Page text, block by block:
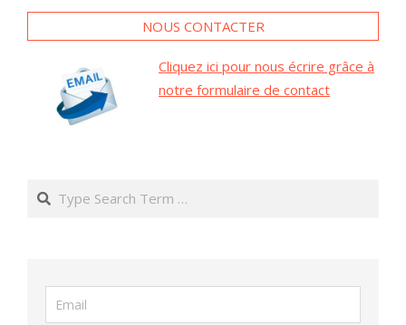
NOUS CONTACTER
Cliquez ici pour nous écrire grâce à
notre formulaire de contact
Search